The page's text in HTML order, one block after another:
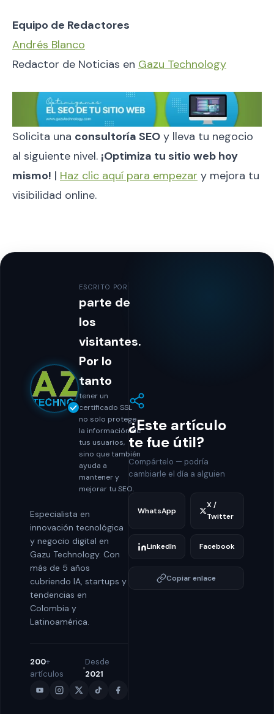
Equipo de Redactores
Andrés Blanco
Redactor de Noticias en Gazu Technology
Solicita una consultoría SEO y lleva tu negocio
al siguiente nivel. ¡Optimiza tu sitio web hoy
mismo! | Haz clic aquí para empezar y mejora tu
visibilidad online.
ESCRITO POR
parte de
los
visitantes.
Por lo
tanto
tener un
certificado SSL
no solo protege
la información de
tus usuarios,
sino que también
ayuda a
mantener y
mejorar tu SEO.
Especialista en
innovación tecnológica
y negocio digital en
Gazu Technology. Con
más de 5 años
cubriendo IA, startups y
tendencias en
Colombia y
Latinoamérica.
200+
artículos
Desde
2021
¿Este artículo
te fue útil?
Compártelo — podría
cambiarle el día a alguien
WhatsApp
X /
Twitter
LinkedIn Facebook
Copiar enlace